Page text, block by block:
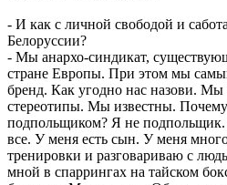
- И как с личной свободой и
Белоруссии?
- Мы анархо-синдикат,
стране Европы. При этом мы
бренд. Как угодно нас назови. Мы
стереотипы. Мы известны.
подпольщиком? Я не
все. У меня есть сын. У меня
тренировки и разговариваю с
мной в спаррингах на тайском